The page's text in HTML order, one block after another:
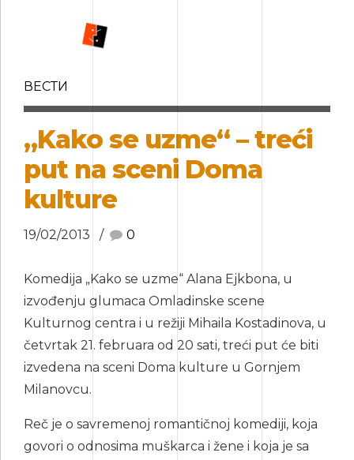
ВЕСТИ
„Kako se uzme“ – treći
put na sceni Doma
kulture
19/02/2013 0
Komedija „Kako se uzme“ Alana Ejkbona, u
izvođenju glumaca Omladinske scene
Kulturnog centra i u režiji Mihaila Kostadinova, u
četvrtak 21. februara od 20 sati, treći put će biti
izvedena na sceni Doma kulture u Gornjem
Milanovcu.
Reč je o savremenoj romantičnoj komediji, koja
govori o odnosima muškarca i žene i koja je sa